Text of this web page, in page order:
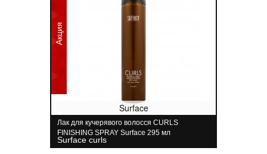
Акция
Surface
Лак для кучерявого волосся CURLS
FINISHING SPRAY Surface 295 мл
Surface curls